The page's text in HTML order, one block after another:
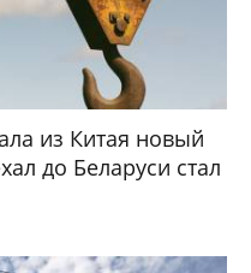
из Китая новый
до Беларуси стал